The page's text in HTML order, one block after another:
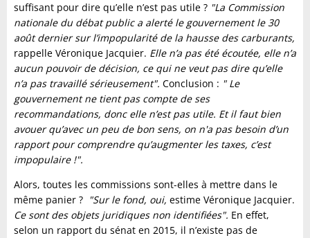
suffisant pour dire qu’elle n’est pas utile ? "La Commission
nationale du débat public a alerté le gouvernement le 30
août dernier sur l’impopularité de la hausse des carburants,
rappelle Véronique Jacquier. Elle n’a pas été écoutée, elle n’a
aucun pouvoir de décision, ce qui ne veut pas dire qu’elle
n’a pas travaillé sérieusement". Conclusion : " Le
gouvernement ne tient pas compte de ses
recommandations, donc elle n’est pas utile. Et il faut bien
avouer qu’avec un peu de bon sens, on n'a pas besoin d’un
rapport pour comprendre qu’augmenter les taxes, c’est
impopulaire !".
Alors, toutes les commissions sont-elles à mettre dans le
même panier ? "Sur le fond, oui, estime Véronique Jacquier.
Ce sont des objets juridiques non identifiées". En effet,
selon un rapport du sénat en 2015, il n’existe pas de